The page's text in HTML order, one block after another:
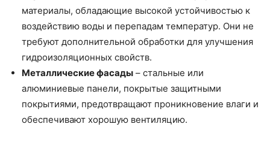
материалы, обладающие высокой устойчивостью к
воздействию воды и перепадам температур. Они не
требуют дополнительной обработки для улучшения
гидроизоляционных свойств.
Металлические фасады – стальные или
алюминиевые панели, покрытые защитными
покрытиями, предотвращают проникновение влаги и
обеспечивают хорошую вентиляцию.